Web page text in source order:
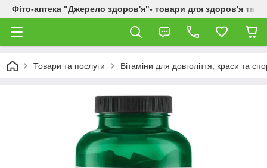
Фіто-аптека "Джерело здоров'я"- товари для здоров'я та
Товари та послуги Вітаміни для довголіття, краси та